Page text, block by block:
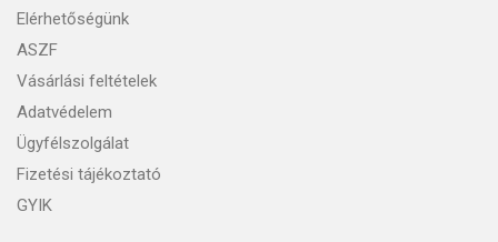
Elérhetőségünk
ASZF
Vásárlási feltételek
Adatvédelem
Ügyfélszolgálat
Fizetési tájékoztató
GYIK